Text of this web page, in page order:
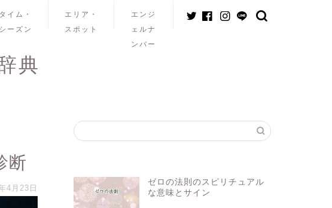
タイム・
シーズン
エリア・
スポット
エンジ
ェルナ
ンバー
典
断
4月23日
ゼロの法則のスピリチュアル
な意味とサイン